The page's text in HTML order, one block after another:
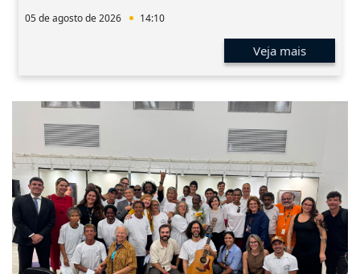
05 de agosto de 2026 14:10
Veja mais